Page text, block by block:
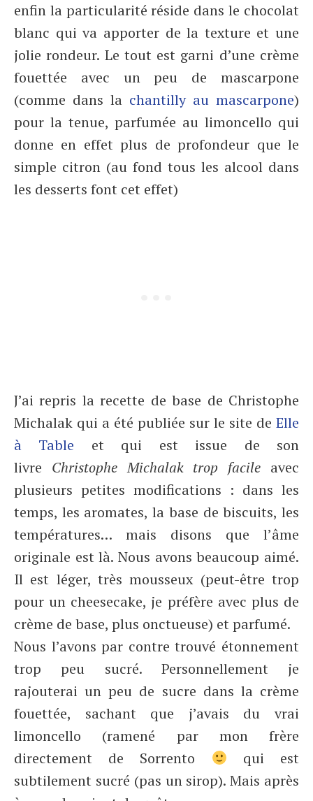
enfin la particularité réside dans le chocolat
blanc qui va apporter de la texture et une
jolie rondeur. Le tout est garni d’une crème
fouettée avec un peu de mascarpone
(comme dans la chantilly au mascarpone)
pour la tenue, parfumée au limoncello qui
donne en effet plus de profondeur que le
simple citron (au fond tous les alcool dans
les desserts font cet effet)
J’ai repris la recette de base de Christophe
Michalak qui a été publiée sur le site de Elle
à Table et qui est issue de son
livre Christophe Michalak trop facile avec
plusieurs petites modifications : dans les
temps, les aromates, la base de biscuits, les
températures… mais disons que l’âme
originale est là. Nous avons beaucoup aimé.
Il est léger, très mousseux (peut-être trop
pour un cheesecake, je préfère avec plus de
crème de base, plus onctueuse) et parfumé.
Nous l’avons par contre trouvé étonnement
trop peu sucré. Personnellement je
rajouterai un peu de sucre dans la crème
fouettée, sachant que j’avais du vrai
limoncello (ramené par mon frère
directement de Sorrento
qui est
subtilement sucré (pas un sirop). Mais après